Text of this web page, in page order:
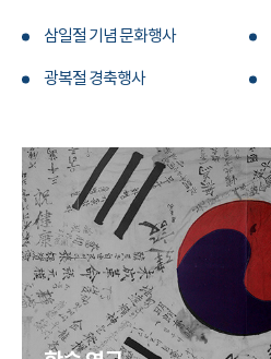
삼일절 기념 문화행사
광복절 경축행사